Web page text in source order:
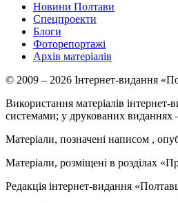
Новини Полтави
Спецпроекти
Блоги
Фоторепортажі
Архів матеріалів
© 2009 – 2026 Інтернет-видання
Використання матеріалів
системами; у друкованих
Матеріали, позначені написом ,
Матеріали, розміщені в розділах
Редакція інтернет-видання